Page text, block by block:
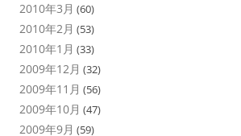
2010年3月 (60)
2010年2月 (53)
2010年1月 (33)
2009年12月 (32)
2009年11月 (56)
2009年10月 (47)
2009年9月 (59)